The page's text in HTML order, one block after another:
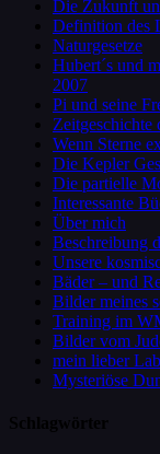
Die Zukunft
Definition des
Naturgesetze
Hubert´s und
2007
Pi und seine
Zeitgeschichte
Wenn Sterne
Die Kepler
Die partielle
Interessante
Über mich
Beschreibung
Unsere
Bäder – und
Bilder meines
Training im
Bilder vom
mein lieber
Mysteriöse